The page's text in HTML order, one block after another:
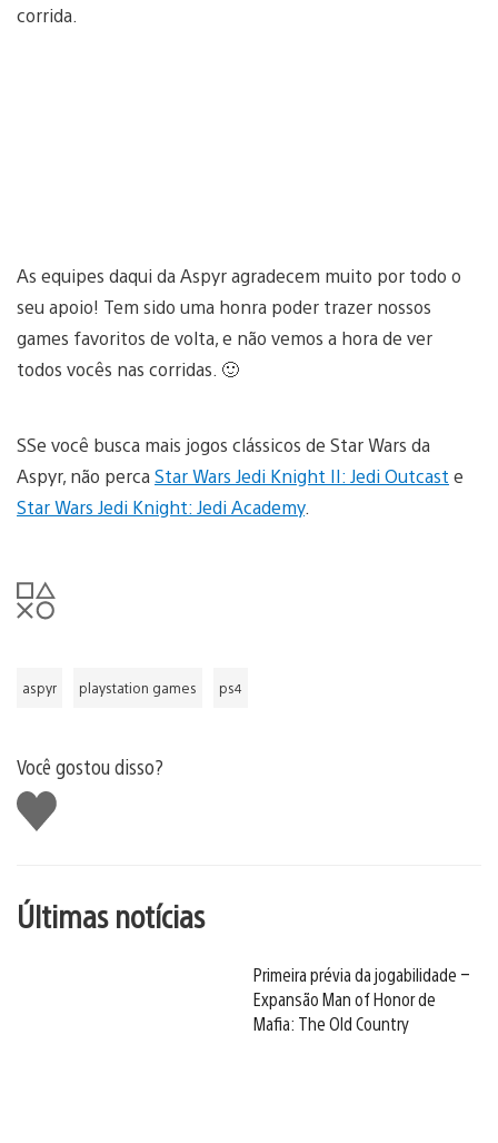
corrida.
As equipes daqui da Aspyr agradecem muito por todo o
seu apoio! Tem sido uma honra poder trazer nossos
games favoritos de volta, e não vemos a hora de ver
todos vocês nas corridas. 🙂
SSe você busca mais jogos clássicos de Star Wars da
Aspyr, não perca Star Wars Jedi Knight II: Jedi Outcast e
Star Wars Jedi Knight: Jedi Academy.
aspyr playstation games ps4
Você gostou disso?
Curtir
Últimas notícias
Primeira prévia da jogabilidade –
Expansão Man of Honor de
Mafia: The Old Country